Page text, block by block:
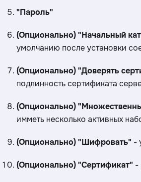
"Пароль"
(Опционально) "Начальный
умолчанию после установки
(Опционально) "Доверять
подлинность сертификата
(Опционально)
имметь несколько активных
(Опционально) "Шифровать" -
(Опционально) "Сертификат" -